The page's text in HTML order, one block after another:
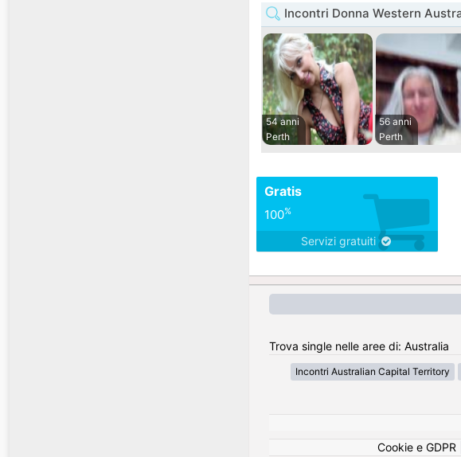
Incontri Donna Western
54 anni
Perth
56 anni
Perth
Gratis
100%
Servizi gratuiti
Trova single nelle aree di: Australia
Incontri Australian Capital Territory
Cookie e GDPR